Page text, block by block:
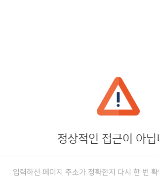
정상적인 접근이 아닙
입력하신 페이지 주소가 정확한지 다시 한 번